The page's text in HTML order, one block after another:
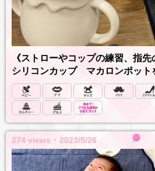
《ストローやコップの練習、指
シリコンカップ マカロンポット
274 views ･ 2023/5/26